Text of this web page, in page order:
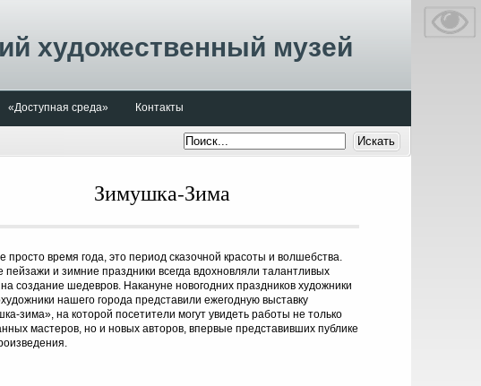
художественный музей
«Доступная среда» Контакты
Зимушка-Зима
просто время года, это период сказочной красоты и волшебства.
пейзажи и зимние праздники всегда вдохновляли талантливых
создание шедевров. Накануне новогодних праздников художники
нашего города представили ежегодную выставку
зима», на которой посетители могут увидеть работы не только
мастеров, но и новых авторов, впервые представивших публике